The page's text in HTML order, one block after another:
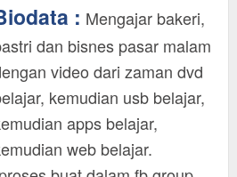
: Mengajar bakeri,
dan bisnes pasar malam
video dari zaman dvd
kemudian usb belajar,
apps belajar,
web belajar.